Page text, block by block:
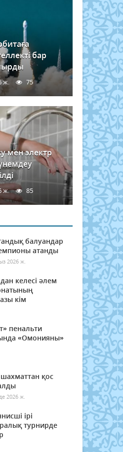
бар
ж. 75
мен электр
ж. 85
балуандар
атанды
2026 ж.
келесі әлем
кім
пенальти
«Омонияны»
қос
2026 ж.
ірі
турнирде